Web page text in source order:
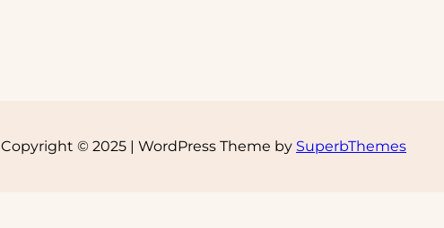
Copyright © 2025 | WordPress Theme by SuperbThemes